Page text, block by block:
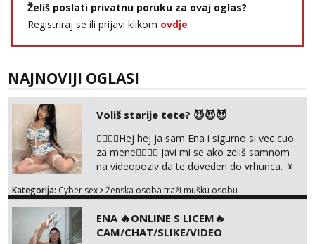
Želiš poslati privatnu poruku za ovaj oglas?
Registriraj se ili prijavi klikom ovdje
NAJNOVIJI OGLASI
Voliš starije tete? 😈😈😈
❤️‍🔥❤️‍🔥Hej hej ja sam Ena i sigurno si vec cuo
za mene❤️‍🔥❤️‍🔥 Javi mi se ako zeliš samnom
na videopoziv da te doveden do vrhunca. 🎇
@enafriedrichkis Radim samo ONLINE I
Kategorija: Cyber sex Ženska osoba traži mušku osobu
ENA 🔥ONLINE S LICEM🔥
CAM/CHAT/SLIKE/VIDEO